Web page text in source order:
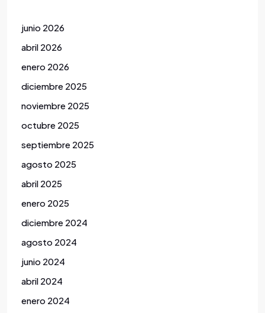
junio 2026
abril 2026
enero 2026
diciembre 2025
noviembre 2025
octubre 2025
septiembre 2025
agosto 2025
abril 2025
enero 2025
diciembre 2024
agosto 2024
junio 2024
abril 2024
enero 2024